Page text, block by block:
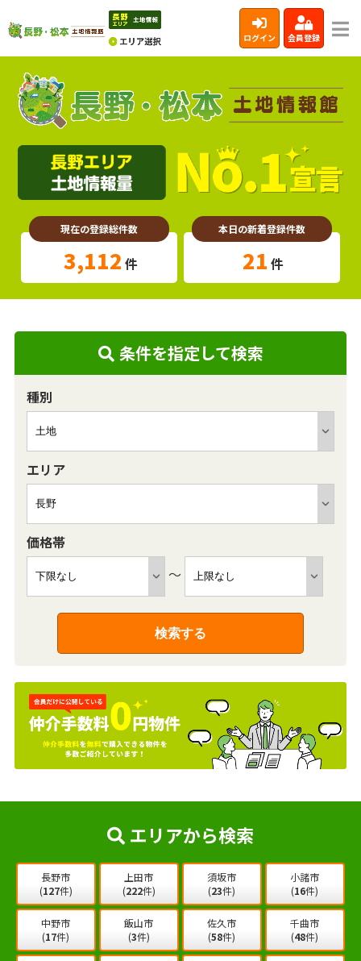
ログイン 会員登録
現在の登録総件数
3,112 件
本日の新着登録件数
21 件
条件を指定して検索
種別
エリア
価格帯
～
エリアから検索
長野市
(127件)
上田市
(222件)
須坂市
(23件)
小諸市
(16件)
中野市
(17件)
飯山市
(3件)
佐久市
(58件)
千曲市
(48件)